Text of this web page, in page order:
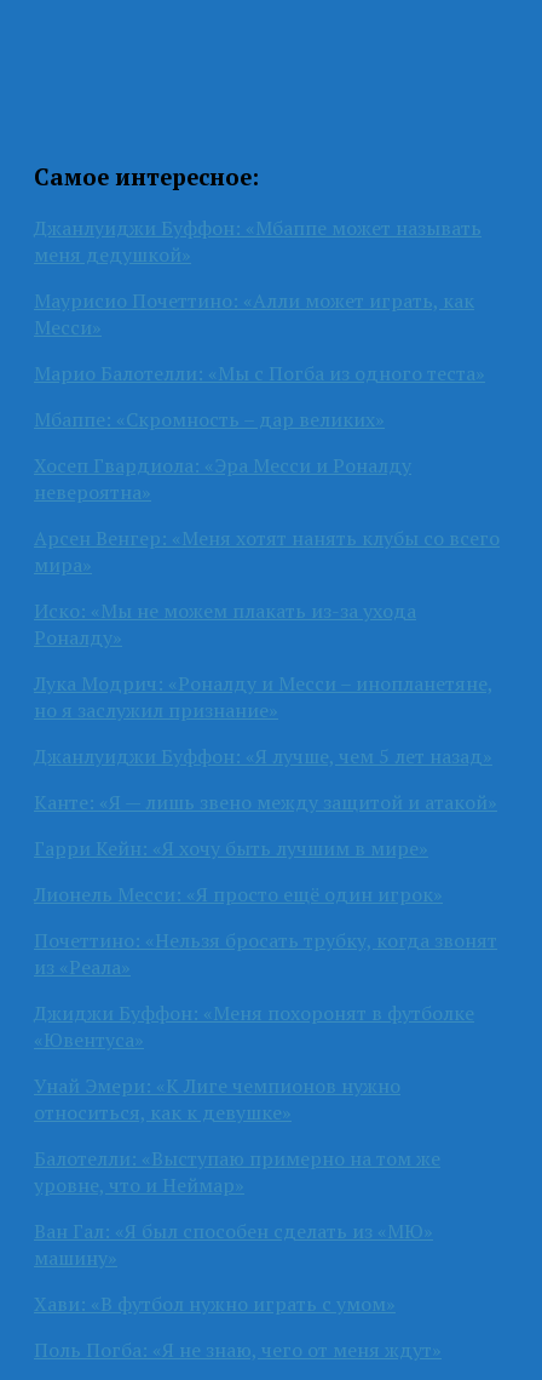
Самое интересное:
Джанлуиджи Буффон: «Мбаппе может называть
меня дедушкой»
Маурисио Почеттино: «Алли может играть, как
Месси»
Марио Балотелли: «Мы с Погба из одного теста»
Мбаппе: «Скромность – дар великих»
Хосеп Гвардиола: «Эра Месси и Роналду
невероятна»
Арсен Венгер: «Меня хотят нанять клубы со всего
мира»
Иско: «Мы не можем плакать из-за ухода
Роналду»
Лука Модрич: «Роналду и Месси – инопланетяне,
но я заслужил признание»
Джанлуиджи Буффон: «Я лучше, чем 5 лет назад»
Канте: «Я — лишь звено между защитой и атакой»
Гарри Кейн: «Я хочу быть лучшим в мире»
Лионель Месси: «Я просто ещё один игрок»
Почеттино: «Нельзя бросать трубку, когда звонят
из «Реала»
Джиджи Буффон: «Меня похоронят в футболке
«Ювентуса»
Унай Эмери: «К Лиге чемпионов нужно
относиться, как к девушке»
Балотелли: «Выступаю примерно на том же
уровне, что и Неймар»
Ван Гал: «Я был способен сделать из «МЮ»
машину»
Хави: «В футбол нужно играть с умом»
Поль Погба: «Я не знаю, чего от меня ждут»